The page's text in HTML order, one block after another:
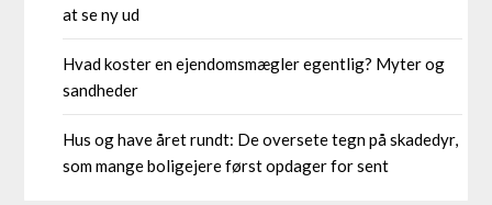
at se ny ud
Hvad koster en ejendomsmægler egentlig? Myter og
sandheder
Hus og have året rundt: De oversete tegn på skadedyr,
som mange boligejere først opdager for sent